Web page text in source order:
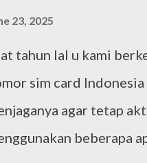
23, 2025
tahun lal u kami
sim card
agar tetap
beberapa